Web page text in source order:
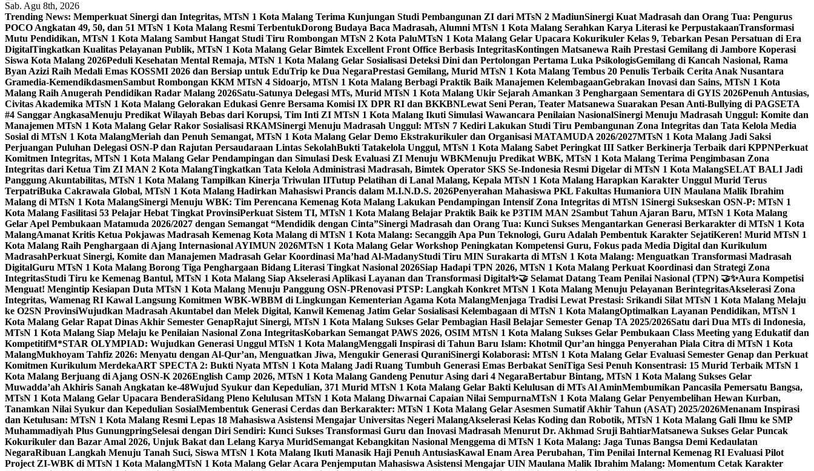
Sab. Agu 8th, 2026
Trending News: Memperkuat Sinergi dan Integritas, MTsN 1 Kota Malang Terima Kunjungan Studi Pembangunan ZI dari MTsN 2 MadiunSinergi Kuat Madrasah dan Orang Tua: Pengurus
POCO Angkatan 49, 50, dan 51 MTsN 1 Kota Malang Resmi TerbentukDorong Budaya Baca Madrasah, Alumni MTsN 1 Kota Malang Serahkan Karya Literasi ke PerpustakaanTransformasi
Mutu Pendidikan, MTsN 1 Kota Malang Sambut Hangat Studi Tiru Rombongan MTsN 2 Kota PaluMTsN 1 Kota Malang Gelar Upacara Kokurikuler Kelas 9, Tebarkan Pesan Persatuan di Era
DigitalTingkatkan Kualitas Pelayanan Publik, MTsN 1 Kota Malang Gelar Bimtek Excellent Front Office Berbasis IntegritasKontingen Matsanewa Raih Prestasi Gemilang di Jambore Koperasi
Siswa Kota Malang 2026Peduli Kesehatan Mental Remaja, MTsN 1 Kota Malang Gelar Sosialisasi Deteksi Dini dan Pertolongan Pertama Luka PsikologisGemilang di Kancah Nasional, Rama
Byan Azizi Raih Medali Emas KOSSMI 2026 dan Bersiap untuk EduTrip ke Dua NegaraPrestasi Gemilang, Murid MTsN 1 Kota Malang Tembus 20 Penulis Terbaik Cerita Anak Nusantara
Gramedia-KemendikdasmenSambut Rombongan KKM MTsN 4 Sidoarjo, MTsN 1 Kota Malang Berbagi Praktik Baik Manajemen KelembagaanGebrakan Inovasi dan Sains, MTsN 1 Kota
Malang Raih Anugerah Pendidikan Radar Malang 2026Satu-Satunya Delegasi MTs, Murid MTsN 1 Kota Malang Ukir Sejarah Amankan 3 Penghargaan Sementara di GYIS 2026Penuh Antusias,
Civitas Akademika MTsN 1 Kota Malang Gelorakan Edukasi Genre Bersama Komisi IX DPR RI dan BKKBNLewat Seni Peran, Teater Matsanewa Suarakan Pesan Anti-Bullying di PAGSETA
#4 Sanggar AngkasaMenuju Predikat Wilayah Bebas dari Korupsi, Tim Inti ZI MTsN 1 Kota Malang Ikuti Simulasi Wawancara Penilaian NasionalSinergi Menuju Madrasah Unggul: Komite dan
Manajemen MTsN 1 Kota Malang Gelar Rakor Sosialisasi RKAMSinergi Menuju Madrasah Unggul: MTsN 7 Kediri Lakukan Studi Tiru Pembangunan Zona Integritas dan Tata Kelola Media
Sosial di MTsN 1 Kota MalangMeriah dan Penuh Semangat, MTsN 1 Kota Malang Gelar Demo Ekstrakurikuler dan Organisasi MATAMUDA 2026/2027MTsN 1 Kota Malang Jadi Saksi
Perjuangan Puluhan Delegasi OSN-P dan Rajutan Persaudaraan Lintas SekolahBukti Tatakelola Unggul, MTsN 1 Kota Malang Sabet Peringkat III Satker Berkinerja Terbaik dari KPPNPerkuat
Komitmen Integritas, MTsN 1 Kota Malang Gelar Pendampingan dan Simulasi Desk Evaluasi ZI Menuju WBKMenuju Predikat WBK, MTsN 1 Kota Malang Terima Pengimbasan Zona
Integritas dari Ketua Tim ZI MAN 2 Kota MalangTingkatkan Tata Kelola Administrasi Madrasah, Bimtek Operator SKS Se-Indonesia Resmi Digelar di MTsN 1 Kota MalangSELAT BALI Jadi
Panggung Akuntabilitas, MTsN 1 Kota Malang Tampilkan Kinerja Triwulan IITutup Pelatihan di Lanal Malang, Kepala MTsN 1 Kota Malang Harapkan Karakter Unggul Murid Terus
TerpatriBuka Cakrawala Global, MTsN 1 Kota Malang Hadirkan Mahasiswi Prancis dalam M.I.N.D.S. 2026Penyerahan Mahasiswa PKL Fakultas Humaniora UIN Maulana Malik Ibrahim
Malang di MTsN 1 Kota MalangSinergi Menuju WBK: Tim Perencana Kemenag Kota Malang Lakukan Pendampingan Intensif Zona Integritas di MTsN 1Sinergi Sukseskan OSN-P: MTsN 1
Kota Malang Fasilitasi 53 Pelajar Hebat Tingkat ProvinsiPerkuat Sistem TI, MTsN 1 Kota Malang Belajar Praktik Baik ke P3TIM MAN 2Sambut Tahun Ajaran Baru, MTsN 1 Kota Malang
Gelar Apel Pembukaan Matamuda 2026/2027 dengan Semangat “Mendidik dengan Cinta”Sinergi Madrasah dan Orang Tua: Kunci Sukses Mengantarkan Generasi Berkarakter di MTsN 1 Kota
MalangAmanat Kritis Ketua Pokjawas Madrasah Kemenag Kota Malang di MTsN 1 Kota Malang: Secanggih Apa Pun Teknologi, Guru Adalah Pembentuk Karakter SejatiKeren! Murid MTsN 1
Kota Malang Raih Penghargaan di Ajang Internasional AYIMUN 2026MTsN 1 Kota Malang Gelar Workshop Peningkatan Kompetensi Guru, Fokus pada Media Digital dan Kurikulum
MadrasahPerkuat Sinergi, Komite dan Manajemen Madrasah Gelar Koordinasi Ma’had Al-MadanyStudi Tiru MIN Surakarta di MTsN 1 Kota Malang: Menguatkan Transformasi Madrasah
DigitalGuru MTsN 1 Kota Malang Borong Tiga Penghargaan Bidang Literasi Tingkat Nasional 2026Siap Hadapi TPN 2026, MTsN 1 Kota Malang Perkuat Koordinasi dan Strategi Zona
IntegritasStudi Tiru ke Kemenag Bantul, MTsN 1 Kota Malang Siap Akselerasi Aplikasi Layanan dan Transformasi Digital✨🤝 Selamat Datang Team Penilai Nasional (TPN) 🤝✨Aura Kompetisi
Menguat! Mengintip Kesiapan Duta MTsN 1 Kota Malang Menuju Panggung OSN-PRenovasi PTSP: Langkah Konkret MTsN 1 Kota Malang Menuju Pelayanan BerintegritasAkselerasi Zona
Integritas, Wamenag RI Kawal Langsung Komitmen WBK-WBBM di Lingkungan Kementerian Agama Kota MalangMenjaga Tradisi Lewat Prestasi: Srikandi Silat MTsN 1 Kota Malang Melaju
ke O2SN ProvinsiWujudkan Madrasah Akuntabel dan Melek Digital, Kanwil Kemenag Jatim Gelar Sosialisasi Kelembagaan di MTsN 1 Kota MalangOptimalkan Layanan Pendidikan, MTsN 1
Kota Malang Gelar Rapat Dinas Akhir Semester GenapRajut Sinergi, MTsN 1 Kota Malang Sukses Gelar Pembagian Hasil Belajar Semester Genap TA 2025/2026Satu dari Dua MTs di Indonesia,
MTsN 1 Kota Malang Siap Melaju ke Penilaian Nasional Zona IntegritasKobarkan Semangat PAWS 2026, OSIM MTsN 1 Kota Malang Sukses Gelar Pembukaan Class Meeting yang Edukatif dan
KompetitifM*STAR OLYMPIAD: Wujudkan Generasi Unggul MTsN 1 Kota MalangMenggali Inspirasi di Tahun Baru Islam: Khotmil Qur’an hingga Penyerahan Piala Citra di MTsN 1 Kota
MalangMukhoyam Tahfiz 2026: Menyatu dengan Al-Qur’an, Menguatkan Jiwa, Mengukir Generasi QuraniSinergi Kolaborasi: MTsN 1 Kota Malang Gelar Evaluasi Semester Genap dan Perkuat
Komitmen Kurikulum MerdekaART SPECTA 2: Bukti Nyata MTsN 1 Kota Malang Jadi Ruang Tumbuh Generasi Emas Berbakat SeniTiga Sesi Penuh Konsentrasi: 15 Murid Terbaik MTsN 1
Kota Malang Berjuang di Ajang OSN-K 2026English Camp 2026, MTsN 1 Kota Malang Gandeng Penutur Asing dari 4 NegaraBertabur Bintang, MTsN 1 Kota Malang Sukses Gelar
Muwadda’ah Akhiris Sanah Angkatan ke-48Wujud Syukur dan Kepedulian, 371 Murid MTsN 1 Kota Malang Gelar Bakti Kelulusan di MTs Al AminMembumikan Pancasila Pemersatu Bangsa,
MTsN 1 Kota Malang Gelar Upacara BenderaSidang Pleno Kelulusan MTsN 1 Kota Malang Diwarnai Capaian Nilai SempurnaMTsN 1 Kota Malang Gelar Penyembelihan Hewan Kurban,
Tanamkan Nilai Syukur dan Kepedulian SosialMembentuk Generasi Cerdas dan Berkarakter: MTsN 1 Kota Malang Gelar Asesmen Sumatif Akhir Tahun (ASAT) 2025/2026Menanam Inspirasi
dan Ketulusan: MTsN 1 Kota Malang Resmi Lepas 18 Mahasiswa Asistensi Mengajar Universitas Negeri MalangAkselerasi Kelas Koding dan Robotik, MTsN 1 Kota Malang Gali Ilmu ke SMP
Muhammadiyah Plus GunungpringSelesai dengan Diri Sendiri: Kunci Sukses Transformasi Guru dan Inovasi Madrasah Menurut Dr. Akhmad Sruji BahtiarMatsanewa Sukses Gelar Puncak
Kokurikuler dan Bazar Amal 2026, Unjuk Bakat dan Lelang Karya MuridSemangat Kebangkitan Nasional Menggema di MTsN 1 Kota Malang: Jaga Tunas Bangsa Demi Kedaulatan
NegaraRibuan Langkah Menuju Tanah Suci, Siswa MTsN 1 Kota Malang Ikuti Manasik Haji Penuh AntusiasKawal Enam Area Perubahan, Tim Penilai Internal Kemenag RI Evaluasi Pilot
Project ZI-WBK di MTsN 1 Kota MalangMTsN 1 Kota Malang Gelar Acara Penjemputan Mahasiswa Asistensi Mengajar UIN Maulana Malik Ibrahim Malang: Momentum Cetak Karakter